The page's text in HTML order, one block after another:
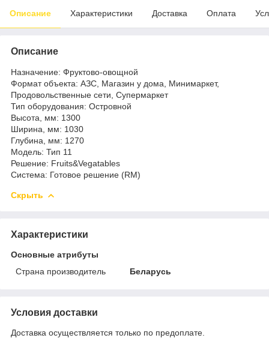
Описание Характеристики Доставка Оплата
Описание
Назначение: Фруктово-овощной
Формат объекта: АЗС, Магазин у дома, Минимаркет,
Продовольственные сети, Супермаркет
Тип оборудования: Островной
Высота, мм: 1300
Ширина, мм: 1030
Глубина, мм: 1270
Модель: Тип 11
Решение: Fruits&Vegatables
Система: Готовое решение (RM)
Скрыть
Характеристики
Основные атрибуты
Страна производитель
Беларусь
Условия доставки
Доставка осуществляется только по предоплате.